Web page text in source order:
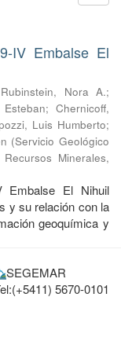
IV Embalse El
Rubinstein, Nora A.;
; Chernicoff,
Luis Humberto;
(Servicio Geológico
Minerales,
Embalse El Nihuil
y su relación con la
geoquímica y
SEGEMAR
5670-0101